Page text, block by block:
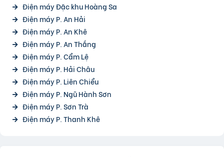
Điện máy Đặc khu Hoàng Sa
Điện máy P. An Hải
Điện máy P. An Khê
Điện máy P. An Thắng
Điện máy P. Cẩm Lệ
Điện máy P. Hải Châu
Điện máy P. Liên Chiểu
Điện máy P. Ngũ Hành Sơn
Điện máy P. Sơn Trà
Điện máy P. Thanh Khê